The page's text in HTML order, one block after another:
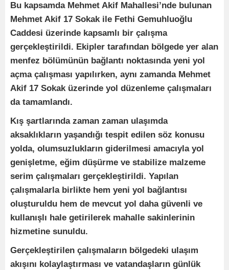
Bu kapsamda Mehmet Akif Mahallesi’nde bulunan
Mehmet Akif 17 Sokak ile Fethi Gemuhluoğlu
Caddesi üzerinde kapsamlı bir çalışma
gerçekleştirildi. Ekipler tarafından bölgede yer alan
menfez bölümünün bağlantı noktasında yeni yol
açma çalışması yapılırken, aynı zamanda Mehmet
Akif 17 Sokak üzerinde yol düzenleme çalışmaları
da tamamlandı.
Kış şartlarında zaman zaman ulaşımda
aksaklıkların yaşandığı tespit edilen söz konusu
yolda, olumsuzlukların giderilmesi amacıyla yol
genişletme, eğim düşürme ve stabilize malzeme
serim çalışmaları gerçekleştirildi. Yapılan
çalışmalarla birlikte hem yeni yol bağlantısı
oluşturuldu hem de mevcut yol daha güvenli ve
kullanışlı hale getirilerek mahalle sakinlerinin
hizmetine sunuldu.
Gerçekleştirilen çalışmaların bölgedeki ulaşım
akışını kolaylaştırması ve vatandaşların günlük